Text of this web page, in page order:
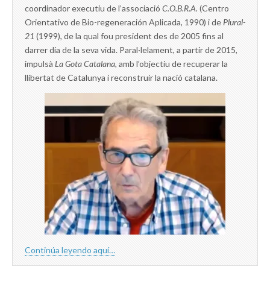
coordinador executiu de l’associació C.O.B.R.A. (Centro
Orientativo de Bio-regeneración Aplicada, 1990) i de Plural-
21 (1999), de la qual fou president des de 2005 fins al
darrer dia de la seva vida. Paral·lelament, a partir de 2015,
impulsà La Gota Catalana, amb l’objectiu de recuperar la
llibertat de Catalunya i reconstruir la nació catalana.
Continúa leyendo aquí…